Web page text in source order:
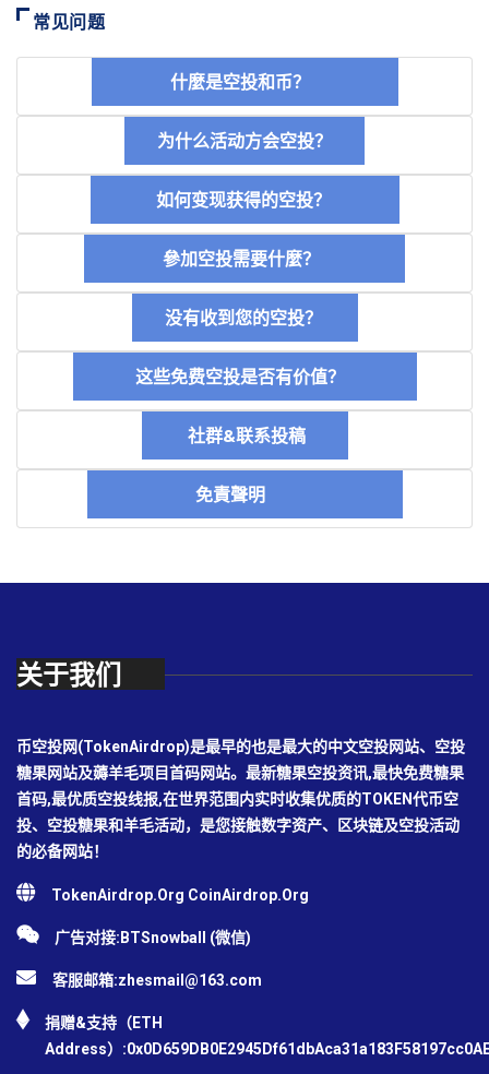
常见问题
什麼是空投和币？
为什么活动方会空投？
如何变现获得的空投？
參加空投需要什麼？
没有收到您的空投？
这些免费空投是否有价值？
社群&联系投稿
免責聲明
关于我们
币空投网(TokenAirdrop)是最早的也是最大的中文空投网站、空投
糖果网站及薅羊毛项目首码网站。最新糖果空投资讯,最快免费糖果
首码,最优质空投线报,在世界范围内实时收集优质的TOKEN代币空
投、空投糖果和羊毛活动，是您接触数字资产、区块链及空投活动
的必备网站！
TokenAirdrop.Org CoinAirdrop.Org
广告对接:BTSnowball (微信)
客服邮箱:zhesmail@163.com
捐赠&支持（ETH
Address）